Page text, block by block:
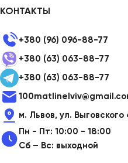
КОНТАКТЫ
+380 (96) 096-88-77
+380 (63) 063-88-77
+380 (63) 063-88-77
м. Львов, ул. Выговского
Пн - Пт: 10:00 - 18:00
Сб – Вс: выходной